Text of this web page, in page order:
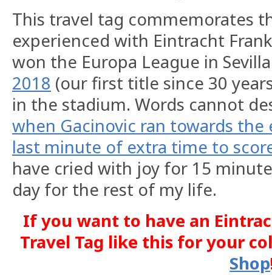
This travel tag commemorates
experienced with Eintracht
won the Europa League in
2018 (our first title since 30
in the stadium. Words cannot
when Gacinovic ran towards
last minute of extra time to
have cried with joy for 15
day for the rest of my life.
If you want to have an
Travel Tag like this for your
Shop